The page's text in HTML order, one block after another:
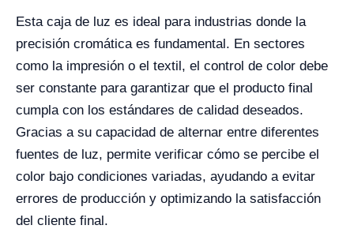
Esta caja de luz es ideal para industrias donde la
precisión cromática es fundamental. En sectores
como la impresión o el textil, el control de color debe
ser constante para garantizar que el producto final
cumpla con los estándares de calidad deseados.
Gracias a su capacidad de alternar entre diferentes
fuentes de luz, permite verificar cómo se percibe el
color bajo condiciones variadas, ayudando a evitar
errores de producción y optimizando la satisfacción
del cliente final.